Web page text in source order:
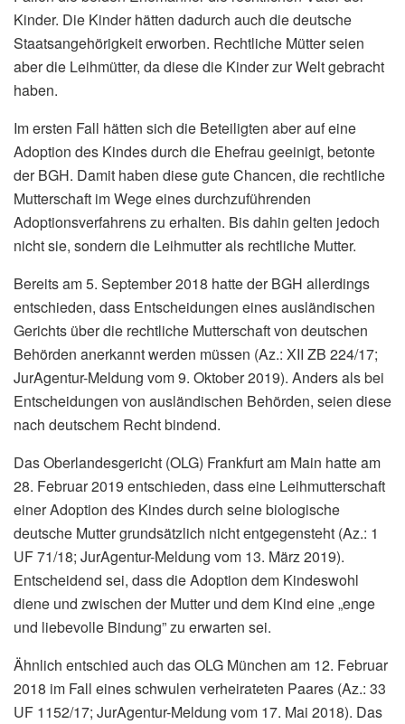
Kinder. Die Kinder hätten dadurch auch die deutsche
Staatsangehörigkeit erworben. Rechtliche Mütter seien
aber die Leihmütter, da diese die Kinder zur Welt gebracht
haben.
Im ersten Fall hätten sich die Beteiligten aber auf eine
Adoption des Kindes durch die Ehefrau geeinigt, betonte
der BGH. Damit haben diese gute Chancen, die rechtliche
Mutterschaft im Wege eines durchzuführenden
Adoptionsverfahrens zu erhalten. Bis dahin gelten jedoch
nicht sie, sondern die Leihmutter als rechtliche Mutter.
Bereits am 5. September 2018 hatte der BGH allerdings
entschieden, dass Entscheidungen eines ausländischen
Gerichts über die rechtliche Mutterschaft von deutschen
Behörden anerkannt werden müssen (Az.: XII ZB 224/17;
JurAgentur-Meldung vom 9. Oktober 2019). Anders als bei
Entscheidungen von ausländischen Behörden, seien diese
nach deutschem Recht bindend.
Das Oberlandesgericht (OLG) Frankfurt am Main hatte am
28. Februar 2019 entschieden, dass eine Leihmutterschaft
einer Adoption des Kindes durch seine biologische
deutsche Mutter grundsätzlich nicht entgegensteht (Az.: 1
UF 71/18; JurAgentur-Meldung vom 13. März 2019).
Entscheidend sei, dass die Adoption dem Kindeswohl
diene und zwischen der Mutter und dem Kind eine „enge
und liebevolle Bindung” zu erwarten sei.
Ähnlich entschied auch das OLG München am 12. Februar
2018 im Fall eines schwulen verheirateten Paares (Az.: 33
UF 1152/17; JurAgentur-Meldung vom 17. Mai 2018). Das